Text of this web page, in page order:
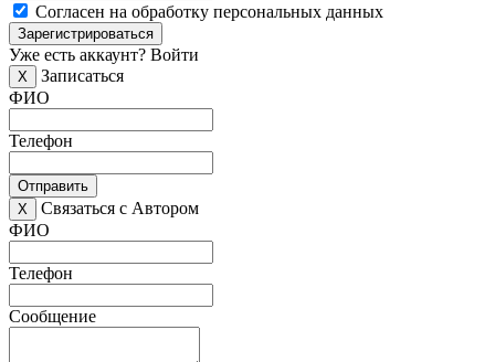
Согласен на обработку персональных данных
Зарегистрироваться
Уже есть аккаунт? Войти
X
Записаться
ФИО
Телефон
Отправить
X
Связаться с Автором
ФИО
Телефон
Сообщение